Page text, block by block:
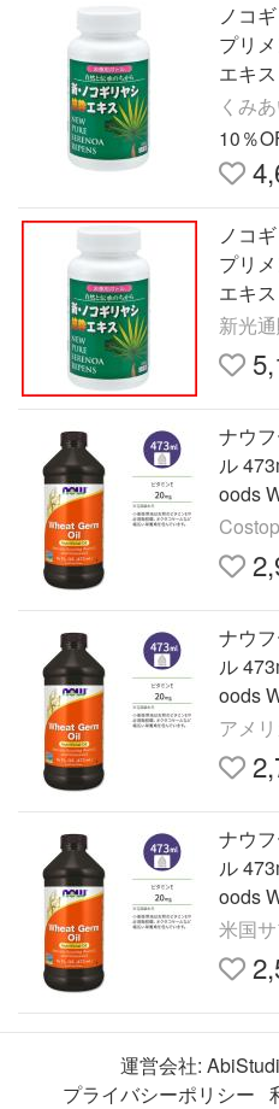
ノコ
プリ
エキ
くみ
10％
ノコ
プリ
エキ
新光
ナウ
ル
oods
ト 小
サノ
ナウ
ル
oods
ト 小
サノ
アメ
ナウ
ル
oods
ト 小
サノ
米国
運営会社:
プライバシーポリシー